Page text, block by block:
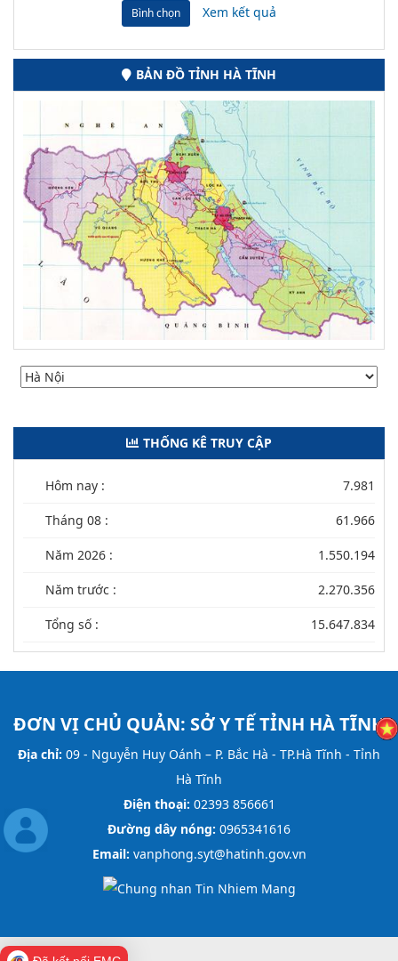
Bình chọn Xem kết quả
BẢN ĐỒ TỈNH HÀ TĨNH
THỐNG KÊ TRUY CẬP
Hôm nay : 7.981
Tháng 08 : 61.966
Năm 2026 : 1.550.194
Năm trước : 2.270.356
Tổng số : 15.647.834
ĐƠN VỊ CHỦ QUẢN: SỞ Y TẾ TỈNH HÀ TĨNH
Địa chỉ: 09 - Nguyễn Huy Oánh – P. Bắc Hà - TP.Hà Tĩnh - Tỉnh
Hà Tĩnh
Điện thoại: 02393 856661
Đường dây nóng: 0965341616
Email: vanphong.syt@hatinh.gov.vn